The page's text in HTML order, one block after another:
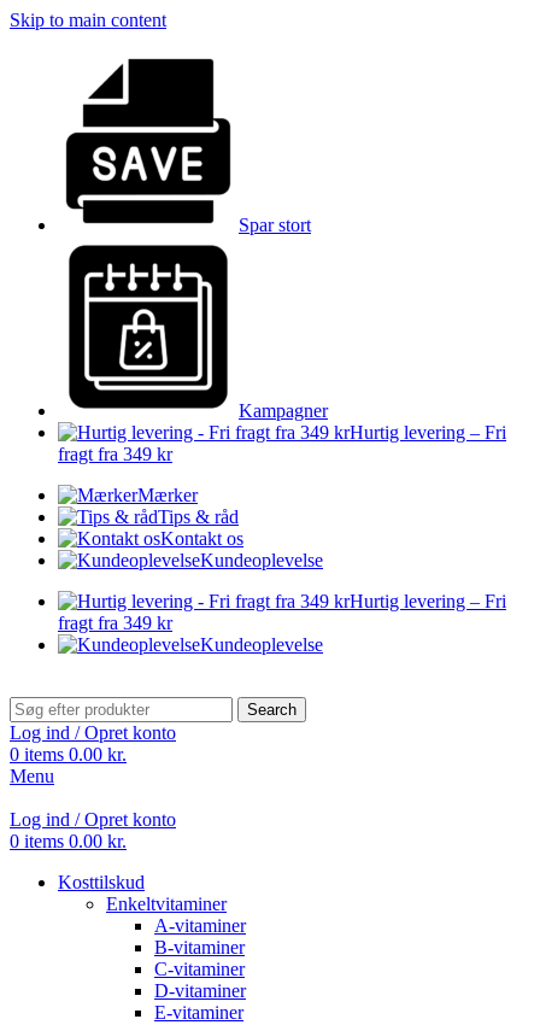
Skip to main content
Spar stort
Kampagner
Hurtig levering – Fri
fragt fra 349 kr
Mærker
Tips & råd
Kontakt os
Kundeoplevelse
Hurtig levering – Fri
fragt fra 349 kr
Kundeoplevelse
Search
Log ind / Opret konto
0 items 0.00 kr.
Menu
Log ind / Opret konto
0 items 0.00 kr.
Kosttilskud
Enkeltvitaminer
A-vitaminer
B-vitaminer
C-vitaminer
D-vitaminer
E-vitaminer